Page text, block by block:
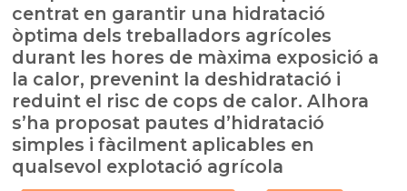
centrat en garantir una hidratació
òptima dels treballadors agrícoles
durant les hores de màxima exposició a
la calor, prevenint la deshidratació i
reduint el risc de cops de calor. Alhora
s’ha proposat pautes d’hidratació
simples i fàcilment aplicables en
qualsevol explotació agrícola